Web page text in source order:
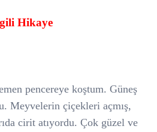
Hikaye
pencereye koştum. Güneş
Meyvelerin çiçekleri açmış,
cirit atıyordu. Çok güzel ve